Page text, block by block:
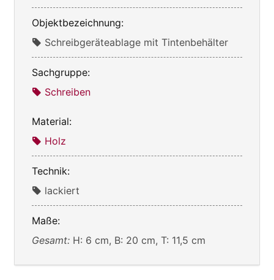
Objektbezeichnung:
Schreibgeräteablage mit Tintenbehälter
Sachgruppe:
Schreiben
Material:
Holz
Technik:
lackiert
Maße:
Gesamt: H: 6 cm, B: 20 cm, T: 11,5 cm